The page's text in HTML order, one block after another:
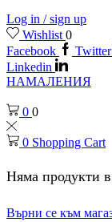
Log in / sign up
Wishlist 0
Facebook
Twitter
Linkedin
НАМАЛЕНИЯ
0 0
0 Shopping Cart
Няма продукти
Върни се към